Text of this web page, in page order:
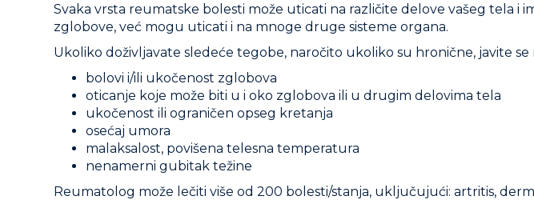
Svaka vrsta reumatske bolesti može uticati na različite delove vašeg tela
zglobove, već mogu uticati i na mnoge druge sisteme organa.
Ukoliko doživljavate sledeće tegobe, naročito ukoliko su hronične, javite
bolovi i/ili ukočenost zglobova
oticanje koje može biti u i oko zglobova ili u drugim delovima tela
ukočenost ili ograničen opseg kretanja
osećaj umora
malaksalost, povišena telesna temperatura
nenamerni gubitak težine
Reumatolog može lečiti više od 200 bolesti/stanja, uključujući: artritis,